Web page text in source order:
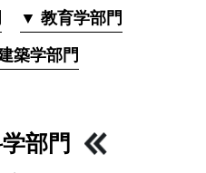
▼ 教育学部門
築学部門
部門